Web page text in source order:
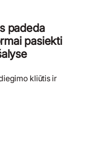
padeda
pasiekti